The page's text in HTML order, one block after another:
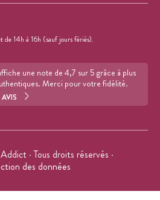
de 14h à 16h (sauf jours fériés).
une note de 4,7 sur 5 grâce à plus
Merci pour votre fidélité.
· Tous droits réservés ·
des données